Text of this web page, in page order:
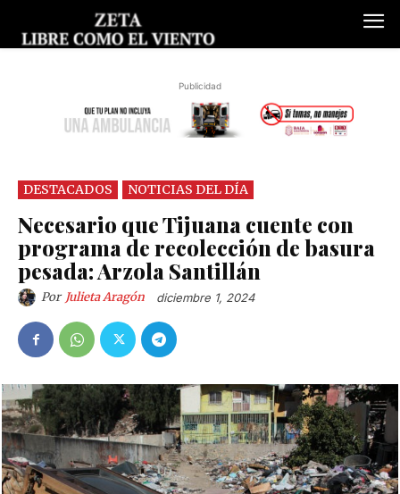
Publicidad
DESTACADOS NOTICIAS DEL DÍA
Necesario que Tijuana cuente con
programa de recolección de basura
pesada: Arzola Santillán
Por Julieta Aragón diciembre 1, 2024